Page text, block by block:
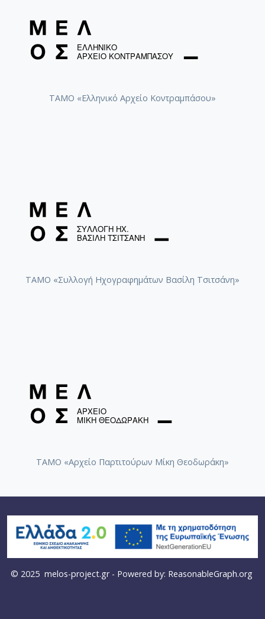
ΤΑΜΟ «Ελληνικό Αρχείο Κοντραμπάσου»
ΤΑΜΟ «Συλλογή Ηχογραφημάτων Βασίλη Τσιτσάνη»
ΤΑΜΟ «Αρχείο Παρτιτούρων Μίκη Θεοδωράκη»
© 2025 melos-project.gr- Powered by: ReasonableGraph.org